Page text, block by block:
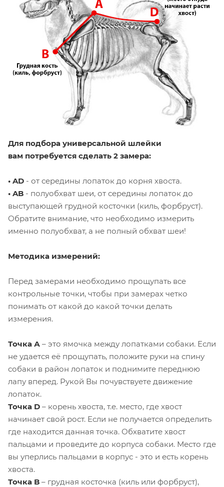
Для подбора универсальной шлейки
вам потребуется сделать 2 замера:
• AD - от середины лопаток до корня хвоста.
• AB - полуобхват шеи, от середины лопаток до
выступающей грудной косточки (киль, форбруст).
Обратите внимание, что необходимо измерить
именно полуобхват, а не полный обхват шеи!
Методика измерений:
Перед замерами необходимо прощупать все
контрольные точки, чтобы при замерах четко
понимать от какой до какой точки делать
измерения.
Точка А – это ямочка между лопатками собаки. Если
не удается её прощупать, положите руки на спину
собаки в район лопаток и поднимите переднюю
лапу вперед. Рукой Вы почувствуете движение
лопаток.
Точка D – корень хвоста, т.е. место, где хвост
начинает свой рост. Если не получается определить
где находится данная точка. Обхватите хвост
пальцами и проведите до корпуса собаки. Место где
вы уперлись пальцами в корпус - это и есть корень
хвоста.
Точка B – грудная косточка (киль или форбруст),